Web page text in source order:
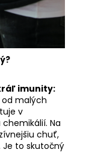
imunity:
od malých
v
Na
chuť,
Je to skutočný